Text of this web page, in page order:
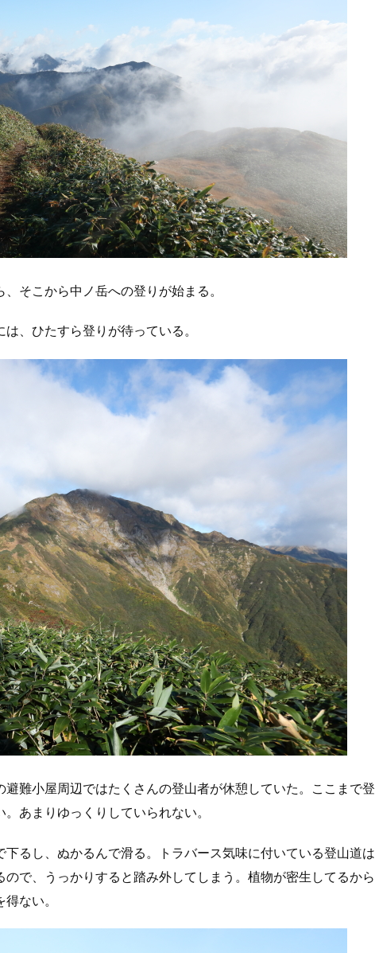
そこから中ノ岳への登りが始まる。
、ひたすら登りが待っている。
難小屋周辺ではたくさんの登山者が休憩していた。ここまで登
あまりゆっくりしていられない。
るし、ぬかるんで滑る。トラバース気味に付いている登山道は
で、うっかりすると踏み外してしまう。植物が密生してるから
ない。